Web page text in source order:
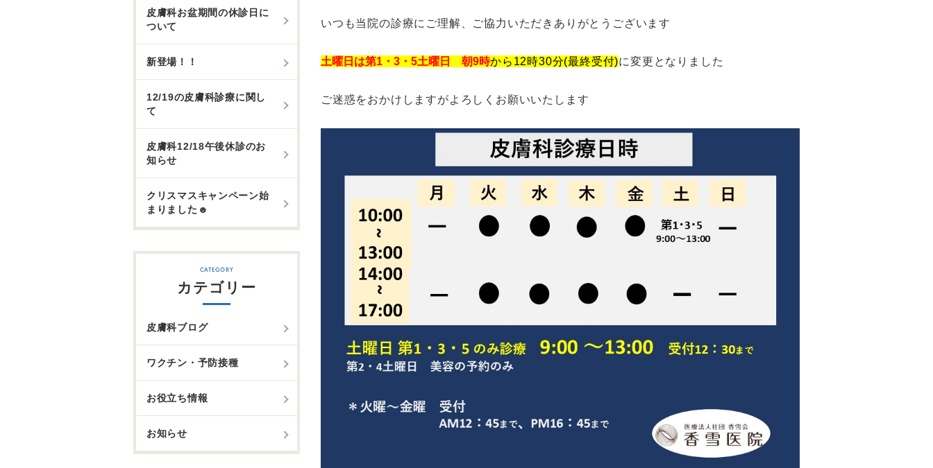
いつも当院の診療にご理解、ご協力いただきありがとうございます
土曜日は第1・3・5土曜日 朝9時から12時30分(最終受付)に変更となりました
ご迷惑をおかけしますがよろしくお願いいたします
皮膚科お盆期間の休診日に
ついて
新登場！！
12/19の皮膚科診療に関し
て
皮膚科12/18午後休診のお
知らせ
クリスマスキャンペーン始
まりました☻
カテゴリー
皮膚科ブログ
ワクチン・予防接種
お役立ち情報
お知らせ